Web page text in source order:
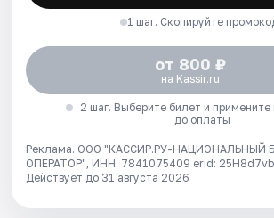
1 шаг. Скопируйте
от 800 ₽
на Kassir.ru
2 шаг. Выберите билет и
до оплаты
Реклама. ООО "КАССИР.РУ-НАЦИОНАЛЬНЫЙ
ОПЕРАТОР", ИНН: 7841075409 erid:
Действует до 31 августа 2026